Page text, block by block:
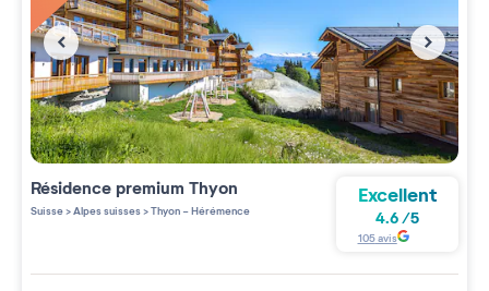
Résidence premium Thyon
Suisse>Alpes suisses>Thyon - Hérémence
Excellent
4.6/5
105avis